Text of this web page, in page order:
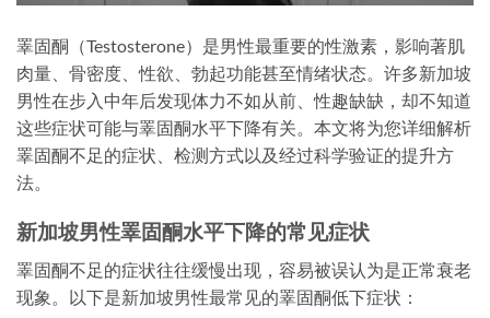
睪固酮（Testosterone）是男性最重要的性激素，影响著肌
肉量、骨密度、性欲、勃起功能甚至情绪状态。许多新加坡
男性在步入中年后发现体力不如从前、性趣缺缺，却不知道
这些症状可能与睪固酮水平下降有关。本文将为您详细解析
睪固酮不足的症状、检测方式以及经过科学验证的提升方
法。
新加坡男性睪固酮水平下降的常见症状
睪固酮不足的症状往往缓慢出现，容易被误认为是正常衰老
现象。以下是新加坡男性最常见的睪固酮低下症状：